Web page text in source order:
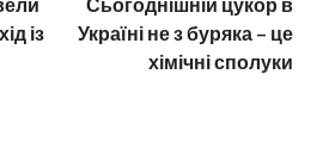
із
Україні не з буряка – це
хімічні сполуки